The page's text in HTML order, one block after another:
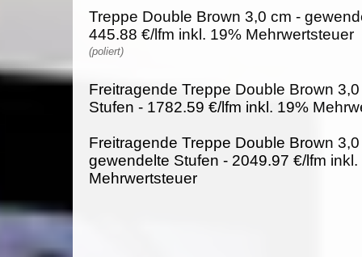
Treppe Double Brown 3,0 cm -
445.88 €/lfm inkl. 19% Mehrwertsteuer
(poliert)
Freitragende Treppe Double Brown
Stufen - 1782.59 €/lfm inkl. 19%
Freitragende Treppe Double Brown
gewendelte Stufen - 2049.97 €/lfm inkl.
Mehrwertsteuer